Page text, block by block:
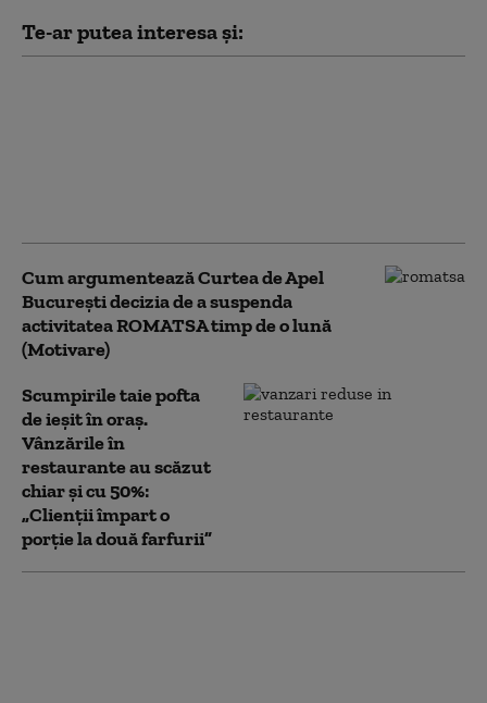
Te-ar putea interesa și:
Cum argumentează Curtea de Apel
București decizia de a suspenda
activitatea ROMATSA timp de o lună
(Motivare)
Scumpirile taie pofta
de ieșit în oraș.
Vânzările în
restaurante au scăzut
chiar și cu 50%:
„Clienții împart o
porție la două farfurii”